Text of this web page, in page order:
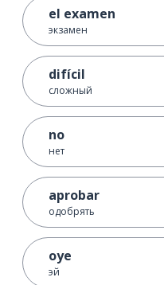
el examen
экзамен
difícil
сложный
no
нет
aprobar
одобрять
oye
эй